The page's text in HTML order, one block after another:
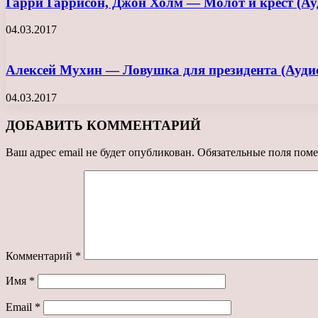
04.03.2017
Алексей Мухин — Ловушка для президента
04.03.2017
ДОБАВИТЬ КОММЕНТАРИЙ
Ваш адрес email не будет опубликован. Обязательные поля
Комментарий *
Имя *
Email *